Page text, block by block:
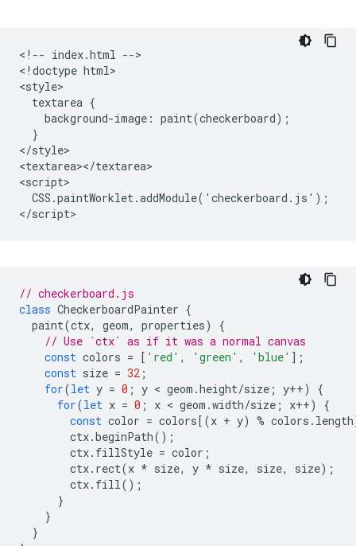
<!-- index.html -->
<!doctype html>
<style>
  textarea {
    background-image: paint(checkerboard);
  }
</style>
<textarea></textarea>
<script>
  CSS.paintWorklet.addModule('checkerboard.js');
// checkerboard.js
class CheckerboardPainter {
paint(ctx, geom, properties)
{
// Use `ctx` as if it was a normal canvas
const colors = [ 'red' , 'green' , 'blue' ];
const size = 32 ;
for(let y = 0 ; y < geom .height/size ; y++)
{
for(let x = 0 ; x < geom .width/size ; x++)
{
const color = colors[(x + y) % colors . length
ctx.beginPath();
ctx. fillStyle = color ;
ctx. rect(x * size, y * size, size, size);
ctx. fill();
}
}
}